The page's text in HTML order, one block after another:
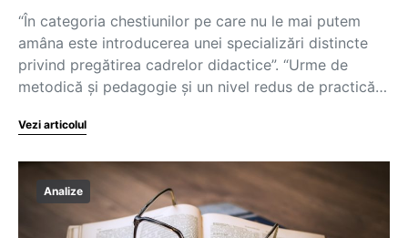
“În categoria chestiunilor pe care nu le mai putem
amâna este introducerea unei specializări distincte
privind pregătirea cadrelor didactice”. “Urme de
metodică și pedagogie și un nivel redus de practică…
Vezi articolul
Analize